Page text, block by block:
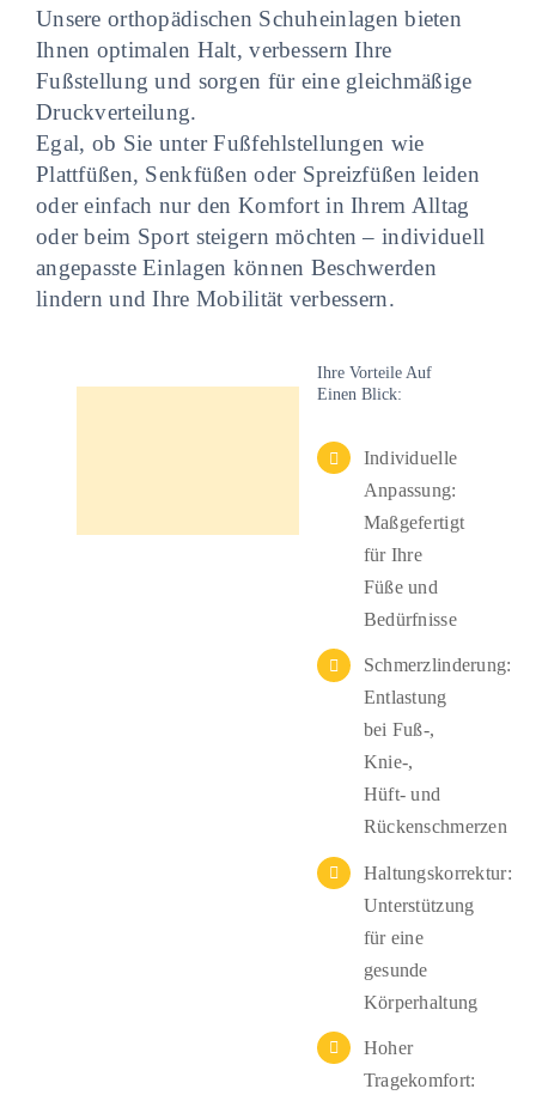
Unsere orthopädischen Schuheinlagen bieten
Ihnen optimalen Halt, verbessern Ihre
Fußstellung und sorgen für eine gleichmäßige
Druckverteilung.
Egal, ob Sie unter Fußfehlstellungen wie
Plattfüßen, Senkfüßen oder Spreizfüßen leiden
oder einfach nur den Komfort in Ihrem Alltag
oder beim Sport steigern möchten – individuell
angepasste Einlagen können Beschwerden
lindern und Ihre Mobilität verbessern.
Ihre Vorteile Auf
Einen Blick:
Individuelle
Anpassung:
Maßgefertigt
für Ihre
Füße und
Bedürfnisse
Schmerzlinderung:
Entlastung
bei Fuß-,
Knie-,
Hüft- und
Rückenschmerzen
Haltungskorrektur:
Unterstützung
für eine
gesunde
Körperhaltung
Hoher
Tragekomfort: